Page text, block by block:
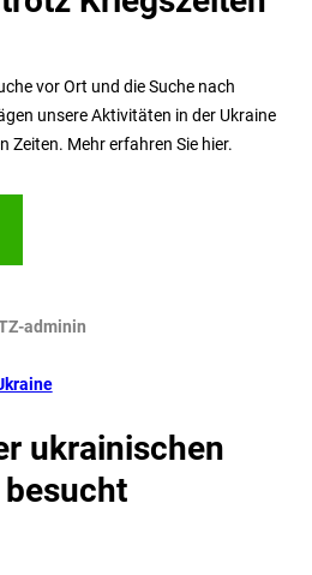
vor Ort und die Suche nach
unsere Aktivitäten in der Ukraine
Zeiten. Mehr erfahren Sie hier.
adminin
ukrainischen